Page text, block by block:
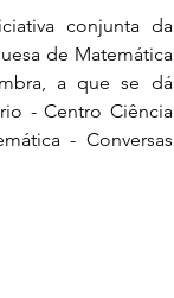
conjunta da
de Matemática
a que se dá
- Centro Ciência
- Conversas